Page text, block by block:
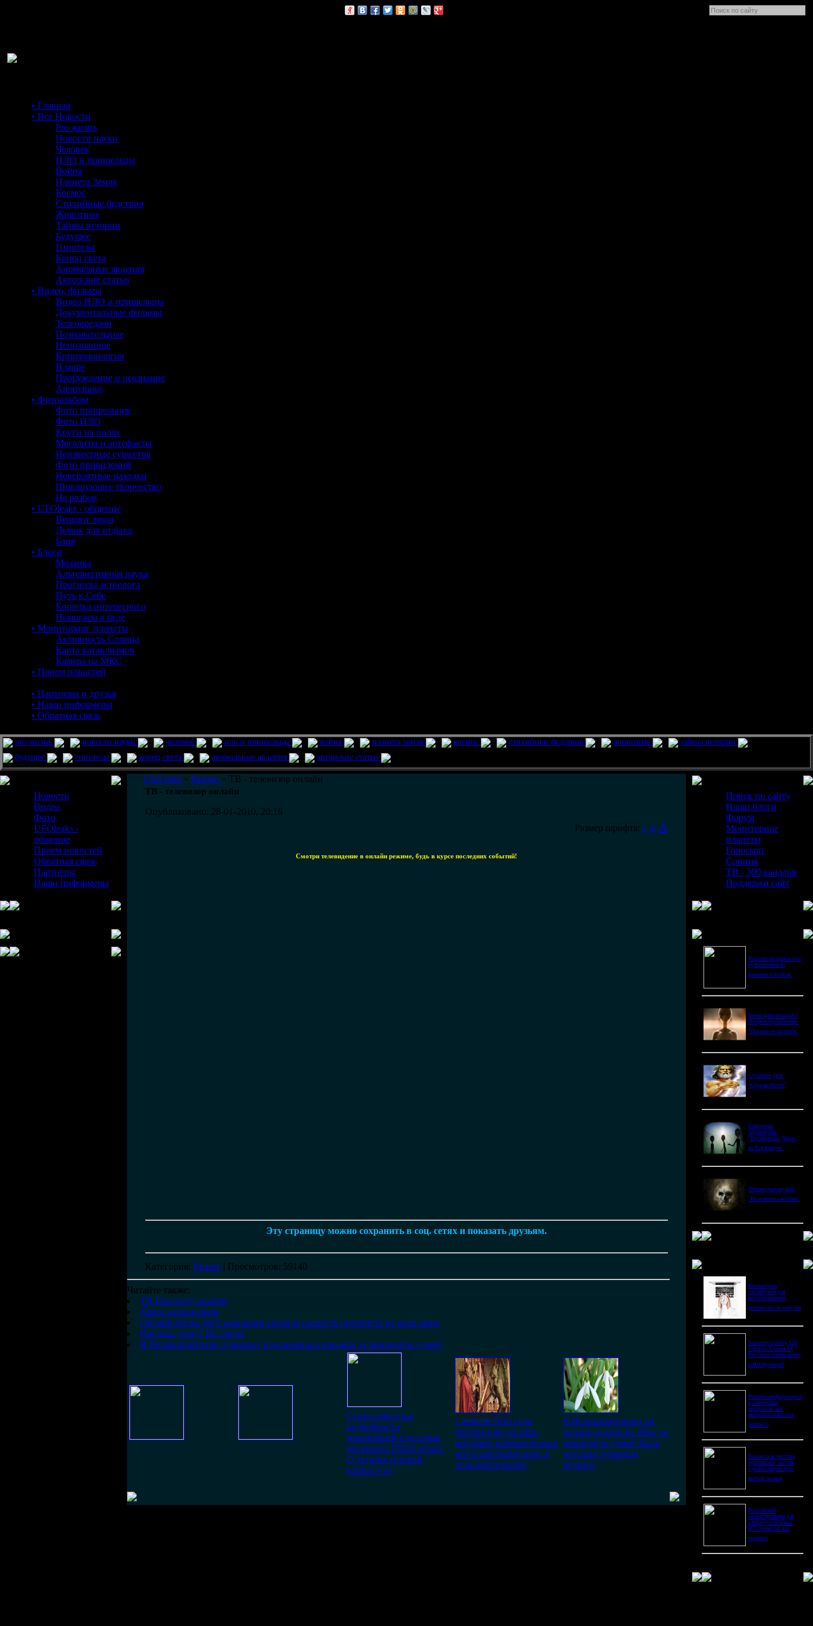
• Главная
• Все Новости
Pro жизнь
Новости науки
Человек
НЛО и пришельцы
Война
Планета Земля
Космос
Стихийные бедствия
Животные
Тайны истории
Будущее
Гипотезы
Конец света
Аномальные явления
Авторские статьи
• Видео, фильмы
Видео НЛО и пришельцы
Документальные фильмы
Телепередачи
Познавательные
Непознанное
Криптозоология
В мире
Пробуждение и осознание
Anonymous
• Фотоальбом
Фото пришельцев
Фото НЛО
Круги на полях
Мегалиты и артефакты
Неизвестные существа
Фото привидений
Невероятные находки
Шокирующее творчество
На разбор
• UFOleaks - общение
Вещают люди
Домик для отдыха
Баня
• Блоги
Мозаика
Альтернативная наука
Прогнозы астролога
Путь к Себе
Копилка интересного
Помогаем в беде
• Мониторинг планеты
Активность Солнца
Карта катаклизмов
Камера на МКС
• Прием новостей
• Партнеры и друзья
• Наши информеры
• Обратная связь
pro жизнь новости науки человек нло и пришельцы война планета земля космос стихийные бедствия животные
тайны истории
будущее
гипотезы конец света аномальные явления авторские статьи
Новости
Видео
Фото
UFOleaks -
общение
Прием новостей
Обратная связь
Партнеры
Наши информеры
UfoLeaks » Разное » ТВ - телевизор онлайн
ТВ - телевизор онлайн
Опубликовано: 28-01-2010, 20:16
Размер шрифта: A A A
Смотри телевидение в онлайн режиме, будь в курсе последних событий!
Эту страницу можно сохранить в соц. сетях и показать друзьям.
Категория: Разное | Просмотров: 59140
Читайте также:
ТВ Discovery онлайн
Карта катаклизмов
Онлайн-битва двух компаний снизила скорость интернета во всем мире
Продать душу? Не глядя!
В Великобритании луковицу подснежника продали за рекордную сумму
Стали известны
подробности
мощнейшей в истории
интернета DDoS-атаки.
О деталях сетевой
войны и ее
1 апреля 2010 года
британский онлайн-
продавец компьютерных
игр GameStation внёс в
пользовательское
В Великобритании на
онлайн-аукционе eBay за
рекордную сумму была
продана луковица
редкого
Поиск по сайту
Наши блоги
Форум
Мониторинг
планеты
Гороскоп
Сонник
ТВ - 300 каналов
Поддержи сайт
Короткометражка про
путешествия во
времени и эгоизм.
Битва цивилизаций с
Игорем Прокопенко.
"Письма из космоса"
Странное дело.
"Стрелы богов"
Секретные
территории.
"Пришельцы. Дверь
во Вселенную"
Обманутые наукой.
"Исцеление смертью"
Как выбрать
снотворное для
восстановления
режима после отпуска
Samsung Galaxy S26
Ultra vs Xiaomi 16
Pro Ultra: битва камер
и ИИ-функций
Ремонт перфораторов
и сварочных
аппаратов: как
выбрать сервис без
лишнего
Размер или чистота
бриллианта: на чем
сделать акцент при
выборе кольца
Российский
балансировщик для
отказоустойчивых
ИТ-сервисов: как
оценить